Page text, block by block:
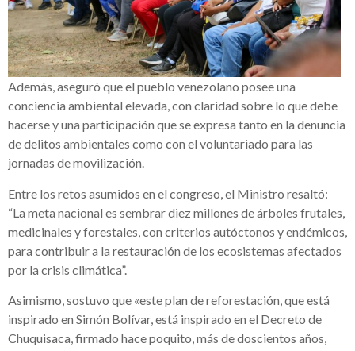
Además, aseguró que el pueblo venezolano posee una
conciencia ambiental elevada, con claridad sobre lo que debe
hacerse y una participación que se expresa tanto en la denuncia
de delitos ambientales como con el voluntariado para las
jornadas de movilización.
Entre los retos asumidos en el congreso, el Ministro resaltó:
“La meta nacional es sembrar diez millones de árboles frutales,
medicinales y forestales, con criterios autóctonos y endémicos,
para contribuir a la restauración de los ecosistemas afectados
por la crisis climática”.
Asimismo, sostuvo que «este plan de reforestación, que está
inspirado en Simón Bolívar, está inspirado en el Decreto de
Chuquisaca, firmado hace poquito, más de doscientos años,